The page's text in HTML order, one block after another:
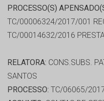
PROCESSO(S)
TC/00006324/2017/001
TC/00014632/2016
RELATORA: CONS.SUBS.
SANTOS
PROCESSO: TC/06065/